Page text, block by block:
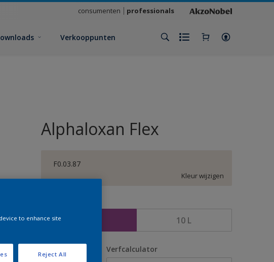
consumenten professionals
Verkooppunten
Alphaloxan Flex
F0.03.87
Kleur wijzigen
10 L
Verfcalculator
to enhance site
Reject All